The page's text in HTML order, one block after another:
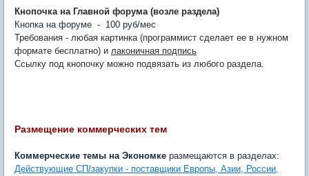
Кнопочка на Главной форума (возле раздела)
Кнопка на форуме - 100 руб/мес
Требования - любая картинка (программист сделает ее в нужном
формате бесплатно) и лаконичная подпись
Ссылку под кнопочку можно подвязать из любого раздела.
Размещение коммерческих тем
Коммерческие темы на Экономке размещаются в разделах:
Действующие СП/закупки - поставщики Европы, Азии, России,